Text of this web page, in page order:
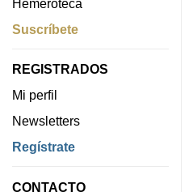
Hemeroteca
Suscríbete
REGISTRADOS
Mi perfil
Newsletters
Regístrate
CONTACTO